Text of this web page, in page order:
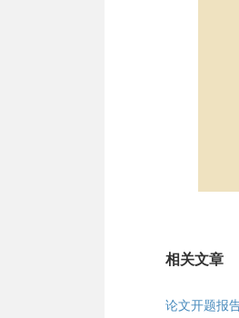
相关文章
论文开题报